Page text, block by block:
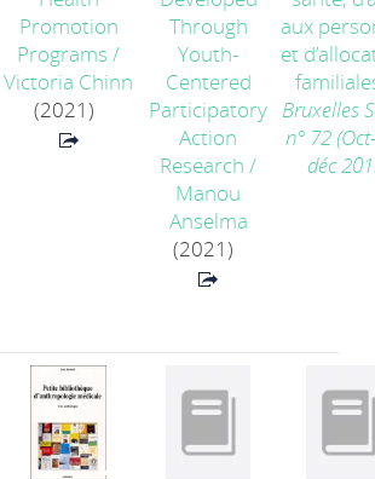
Promotion
Programs /
Victoria Chinn
(2021)
Through
Youth-
Centered
Participatory
Action
Research /
Manou
Anselma
(2021)
aux
et
Bruxelles
n° 72
déc